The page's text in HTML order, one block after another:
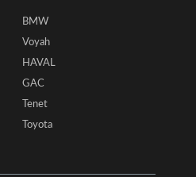
BMW
Voyah
HAVAL
GAC
Tenet
Toyota